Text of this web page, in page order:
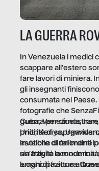
LA GUERRA
In Venezuela i medici
scappare all’estero
fare lavori di miniera.
gli insegnanti
consumata nel
fotografie che
guerra per dimostrare
priorità di
invisibile di un ordine
un’attività
luoghi di frattura.
Cuba, Venezuela,
Uniti, Kenya,
esotiche di fallimenti
sia fragile la
emancipazione